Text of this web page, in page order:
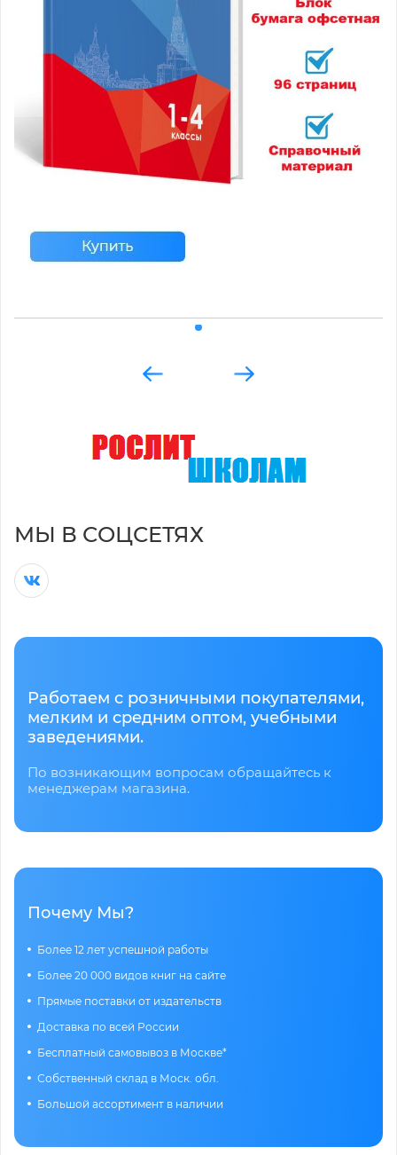
МЫ В СОЦСЕТЯХ
Работаем с розничными покупателями,
мелким и средним оптом, учебными
заведениями.
По возникающим вопросам обращайтесь к
менеджерам магазина.
Почему Мы?
Более 12 лет успешной работы
Более 20 000 видов книг на сайте
Прямые поставки от издательств
Доставка по всей России
Бесплатный самовывоз в Москве*
Собственный склад в Моск. обл.
Большой ассортимент в наличии